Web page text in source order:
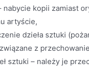
nabycie kopii zamiast
artyście,
dzieła sztuki
z
sztuki – należy je